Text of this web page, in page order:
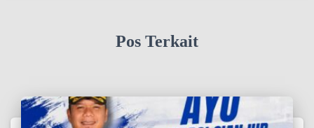
Pos Terkait